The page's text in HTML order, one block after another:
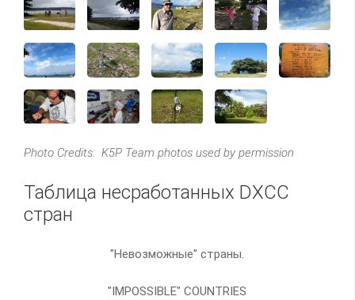
Photo Credits: K5P Team photos used by permission
Таблица несработанных DXCC
стран
"Невозможные" страны.
"IMPOSSIBLE" COUNTRIES